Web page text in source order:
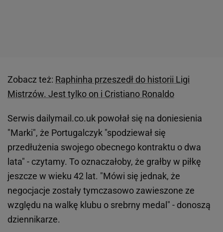
Zobacz też: Raphinha przeszedł do historii Ligi
Mistrzów. Jest tylko on i Cristiano Ronaldo
Serwis dailymail.co.uk powołał się na doniesienia
"Marki", że Portugalczyk "spodziewał się
przedłużenia swojego obecnego kontraktu o dwa
lata" - czytamy. To oznaczałoby, że grałby w piłkę
jeszcze w wieku 42 lat. "Mówi się jednak, że
negocjacje zostały tymczasowo zawieszone ze
względu na walkę klubu o srebrny medal" - donoszą
dziennikarze.